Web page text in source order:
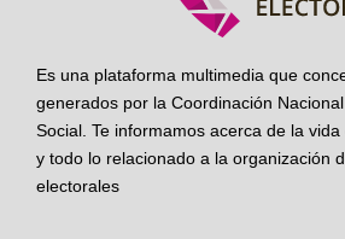
Es una plataforma multimedia que
generados por la Coordinación
Social. Te informamos acerca de la
y todo lo relacionado a la organización
electorales